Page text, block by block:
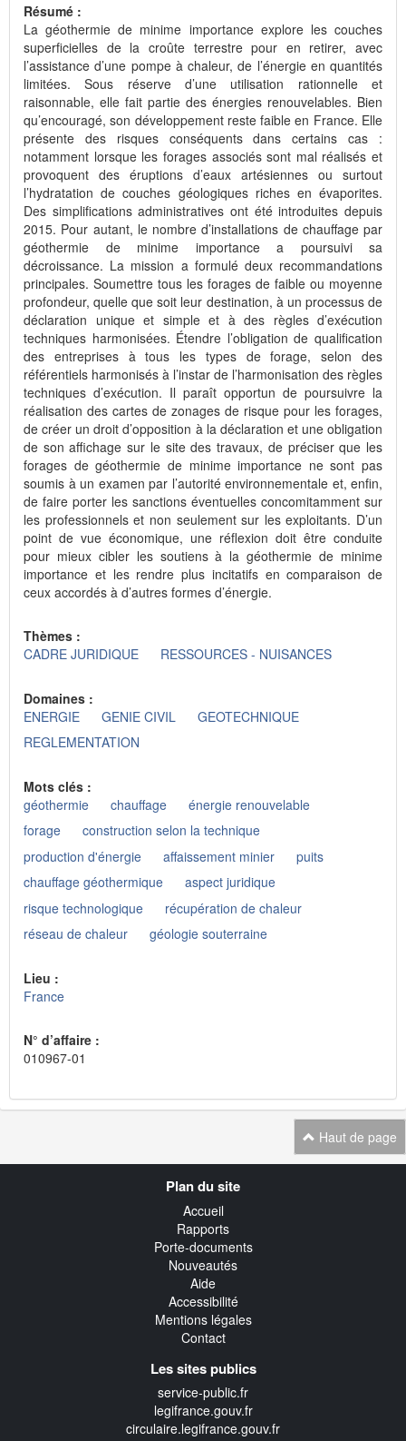
Résumé :
La géothermie de minime importance explore les couches
superficielles de la croûte terrestre pour en retirer, avec
l’assistance d’une pompe à chaleur, de l’énergie en quantités
limitées. Sous réserve d’une utilisation rationnelle et
raisonnable, elle fait partie des énergies renouvelables. Bien
qu’encouragé, son développement reste faible en France. Elle
présente des risques conséquents dans certains cas :
notamment lorsque les forages associés sont mal réalisés et
provoquent des éruptions d’eaux artésiennes ou surtout
l’hydratation de couches géologiques riches en évaporites.
Des simplifications administratives ont été introduites depuis
2015. Pour autant, le nombre d’installations de chauffage par
géothermie de minime importance a poursuivi sa
décroissance. La mission a formulé deux recommandations
principales. Soumettre tous les forages de faible ou moyenne
profondeur, quelle que soit leur destination, à un processus de
déclaration unique et simple et à des règles d’exécution
techniques harmonisées. Étendre l’obligation de qualification
des entreprises à tous les types de forage, selon des
référentiels harmonisés à l’instar de l’harmonisation des règles
techniques d’exécution. Il paraît opportun de poursuivre la
réalisation des cartes de zonages de risque pour les forages,
de créer un droit d’opposition à la déclaration et une obligation
de son affichage sur le site des travaux, de préciser que les
forages de géothermie de minime importance ne sont pas
soumis à un examen par l’autorité environnementale et, enfin,
de faire porter les sanctions éventuelles concomitamment sur
les professionnels et non seulement sur les exploitants. D’un
point de vue économique, une réflexion doit être conduite
pour mieux cibler les soutiens à la géothermie de minime
importance et les rendre plus incitatifs en comparaison de
ceux accordés à d’autres formes d’énergie.
Thèmes :
CADRE JURIDIQUE
RESSOURCES - NUISANCES
Domaines :
ENERGIE
GENIE CIVIL
GEOTECHNIQUE
REGLEMENTATION
Mots clés :
géothermie
chauffage
énergie renouvelable
forage
construction selon la technique
production d'énergie
affaissement minier
puits
chauffage géothermique
aspect juridique
risque technologique
récupération de chaleur
réseau de chaleur
géologie souterraine
Lieu :
France
N° d’affaire :
010967-01
Haut de page
Plan du site
Accueil
Rapports
Porte-documents
Nouveautés
Aide
Accessibilité
Mentions légales
Contact
Les sites publics
service-public.fr
legifrance.gouv.fr
circulaire.legifrance.gouv.fr